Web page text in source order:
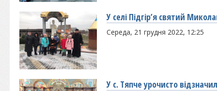
У селі Підгір’я святий
Середа, 21 грудня 2022, 12:25
У с. Тяпче урочисто